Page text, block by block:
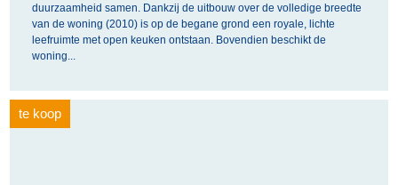
duurzaamheid samen. Dankzij de uitbouw over de volledige breedte
van de woning (2010) is op de begane grond een royale, lichte
leefruimte met open keuken ontstaan. Bovendien beschikt de
woning...
te koop